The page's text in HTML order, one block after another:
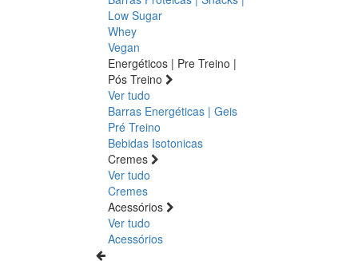
Low Sugar
Whey
Vegan
Energéticos | Pre Treino |
Pós Treino
Ver tudo
Barras Energéticas | Geis
Pré Treino
Bebidas Isotonicas
Cremes
Ver tudo
Cremes
Acessórios
Ver tudo
Acessórios